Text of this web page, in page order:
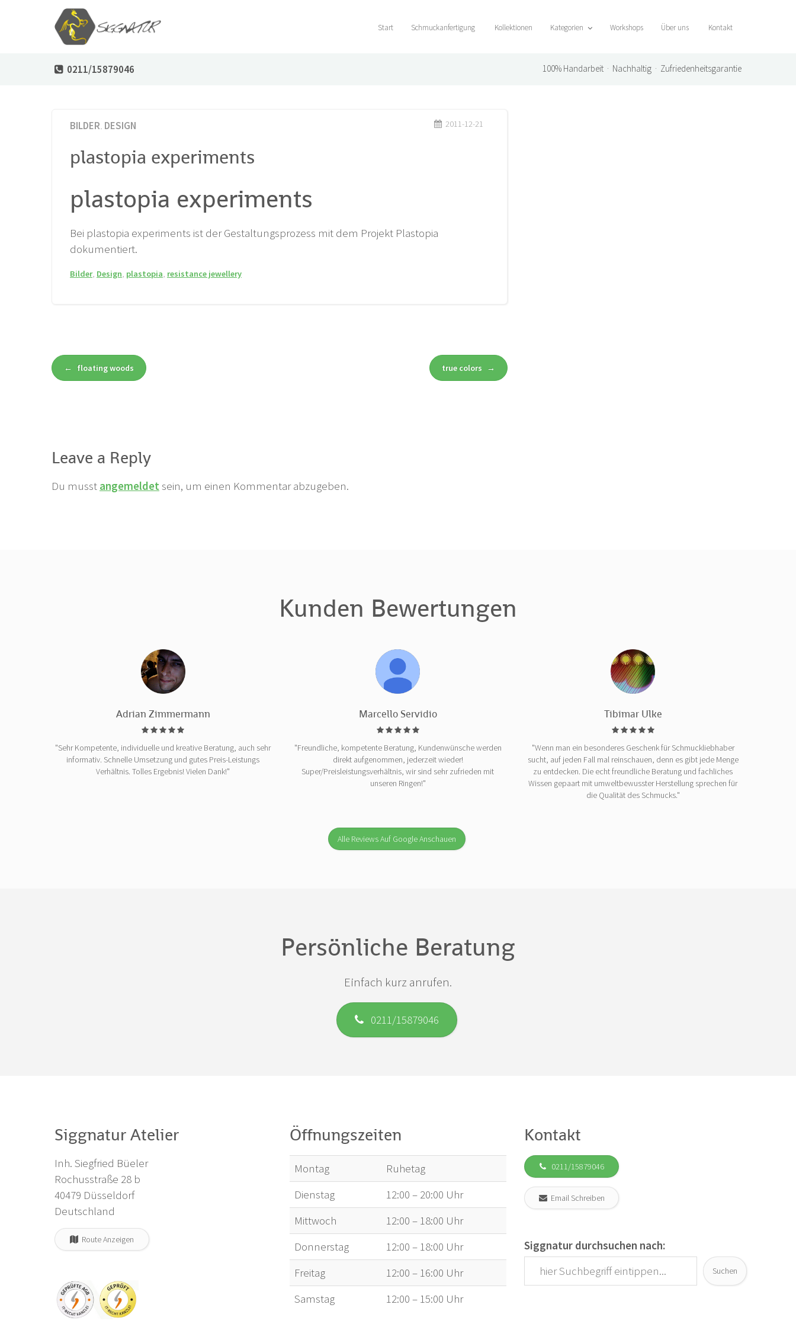
Start Schmuckanfertigung Kollektionen Kategorien Workshops Über uns Kontakt
0211/15879046 100% Handarbeit · Nachhaltig · Zufriedenheitsgarantie
BILDER, DESIGN 2011-12-21
plastopia experiments
plastopia experiments
Bei plastopia experiments ist der Gestaltungsprozess mit dem Projekt Plastopia
dokumentiert.
Bilder, Design, plastopia, resistance jewellery
Beitrags
← floating woods true colors →
Leave a Reply
Du musst angemeldetsein, um einen Kommentar abzugeben.
Kunden Bewertungen
Adrian Zimmermann
"Sehr Kompetente, individuelle und kreative Beratung, auch sehr
informativ. Schnelle Umsetzung und gutes Preis-Leistungs
Verhältnis. Tolles Ergebnis! Vielen Dank!"
Marcello Servidio
"Freundliche, kompetente Beratung, Kundenwünsche werden
direkt aufgenommen, jederzeit wieder!
Super/Preisleistungsverhältnis, wir sind sehr zufrieden mit
unseren Ringen!"
Tibimar Ulke
"Wenn man ein besonderes Geschenk für Schmuckliebhaber
sucht, auf jeden Fall mal reinschauen, denn es gibt jede Menge
zu entdecken. Die echt freundliche Beratung und fachliches
Wissen gepaart mit umweltbewusster Herstellung sprechen für
die Qualität des Schmucks."
Alle Reviews Auf Google Anschauen
Persönliche Beratung
Einfach kurz anrufen.
0211/15879046
Siggnatur Atelier
Inh. Siegfried Büeler
Rochusstraße 28 b
40479 Düsseldorf
Deutschland
Route Anzeigen
Öffnungszeiten
Montag
Ruhetag
Dienstag
12:00 – 20:00 Uhr
Mittwoch
12:00 – 18:00 Uhr
Donnerstag
12:00 – 18:00 Uhr
Freitag
12:00 – 16:00 Uhr
Samstag
12:00 – 15:00 Uhr
Kontakt
0211/15879046
Email Schreiben
Siggnatur durchsuchen nach:
Suchen